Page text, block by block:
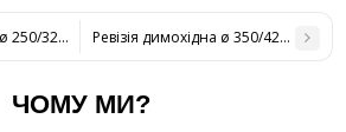
ø 250/320 н / н 0,8 ммРевізія димохідна ø 350/420 н / н
ЧОМУ МИ?